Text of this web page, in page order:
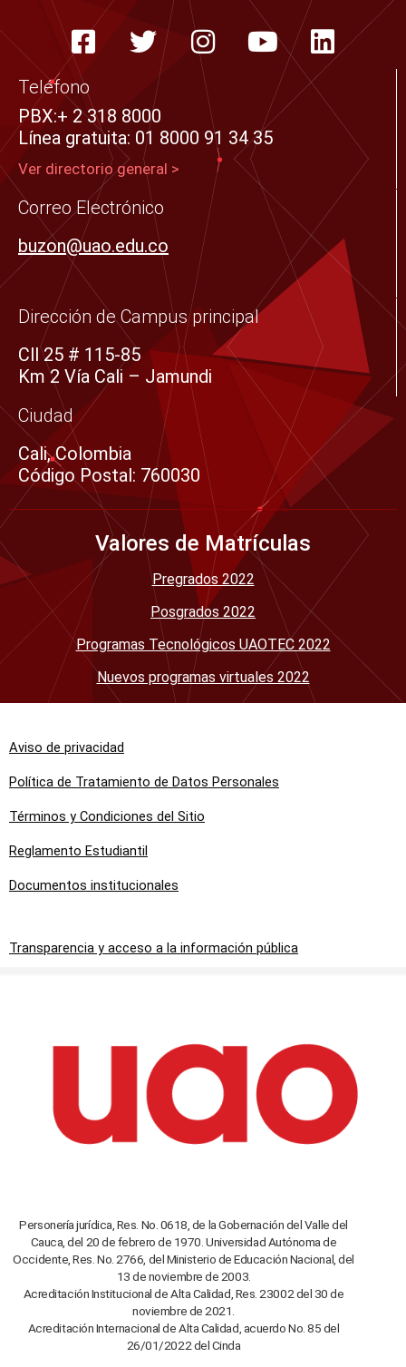
F
a
c
e
b
o
o
k
-
s
q
a
r
e
T
w
t
t
e
r
I
n
s
t
a
g
r
a
m
Y
o
u
t
u
e
L
i
n
k
n
Teléfono
PBX:+ 2 318 8000
Línea gratuita: 01 8000 91 34 35​
Ver directorio general >
Correo Electrónico
buzon@uao.edu.co
Dirección de Campus principal
Cll 25 # 115-85
Km 2 Vía Cali – Jamundi
Ciudad
Cali, Colombia
Código Postal: 760030
Valores de Matrículas
Pregrados 2022
Posgrados 2022
Programas Tecnológicos UAOTEC 2022
Nuevos programas virtuales 2022
Aviso de privacidad
Política de Tratamiento de Datos Personales
Términos y Condiciones del Sitio
Reglamento Estudiantil
Documentos institucionales
Transparencia y acceso a la información pública
Personería jurídica, Res. No. 0618, de la Gobernación del Valle del
Cauca, del 20 de febrero de 1970. Universidad Autónoma de
Occidente, Res. No. 2766, del Ministerio de Educación Nacional, del
13 de noviembre de 2003.
Acreditación Institucional de Alta Calidad, Res. 23002 del 30 de
noviembre de 2021.
Acreditación Internacional de Alta Calidad, acuerdo No. 85 del
26/01/2022 del Cinda